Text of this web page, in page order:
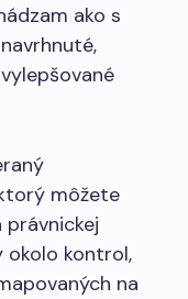
ako s
môžete
okolo kontrol,
na